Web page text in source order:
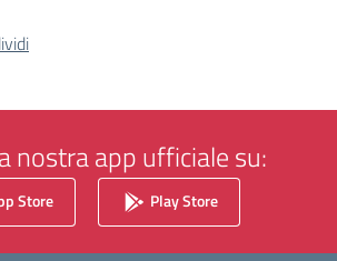
nostra app ufficiale su:
Store Play Store